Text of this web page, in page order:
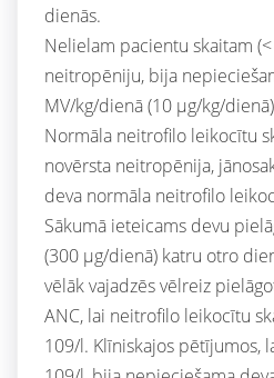
dienās.
Nelielam pacientu skaitam
neitropēniju, bija
MV/kg/dienā (10 μg/kg/
Normāla neitrofilo leikocītu
novērsta neitropēnija,
deva normāla neitrofilo
Sākumā ieteicams devu
(300 μg/dienā) katru otro
vēlāk vajadzēs vēlreiz
ANC, lai neitrofilo leikocītu
109/l. Klīniskajos pētījumos,